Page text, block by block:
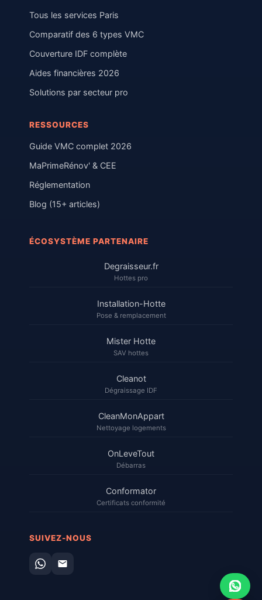
Tous les services Paris
Comparatif des 6 types VMC
Couverture IDF complète
Aides financières 2026
Solutions par secteur pro
RESSOURCES
Guide VMC complet 2026
MaPrimeRénov' & CEE
Réglementation
Blog (15+ articles)
ÉCOSYSTÈME PARTENAIRE
Degraisseur.fr
Hottes pro
Installation-Hotte
Pose & remplacement
Mister Hotte
SAV hottes
Cleanot
Dégraissage IDF
CleanMonAppart
Nettoyage logements
OnLeveTout
Débarras
Conformator
Certificats conformité
SUIVEZ-NOUS